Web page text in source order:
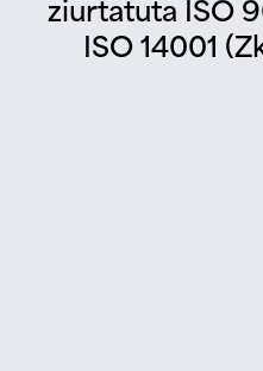
ziurtatuta ISO
ISO 14001